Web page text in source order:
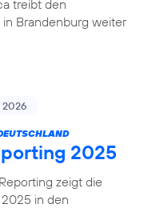
treibt den
in Brandenburg weiter
2026
2025
zeigt die
in den